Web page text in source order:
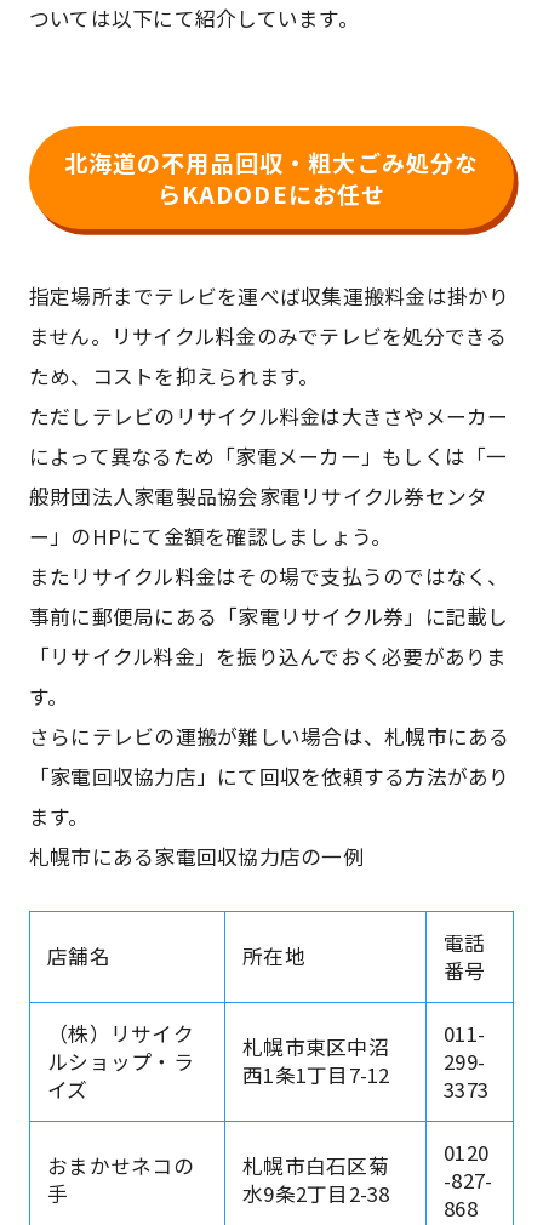
ついては以下にて紹介しています。
北海道の不用品回収・粗大ごみ処分な
らKADODEにお任せ
指定場所までテレビを運べば収集運搬料金は掛かり
ません。リサイクル料金のみでテレビを処分できる
ため、コストを抑えられます。
ただしテレビのリサイクル料金は大きさやメーカー
によって異なるため「家電メーカー」もしくは「一
般財団法人家電製品協会家電リサイクル券センタ
ー」のHPにて金額を確認しましょう。
またリサイクル料金はその場で支払うのではなく、
事前に郵便局にある「家電リサイクル券」に記載し
「リサイクル料金」を振り込んでおく必要がありま
す。
さらにテレビの運搬が難しい場合は、札幌市にある
「家電回収協力店」にて回収を依頼する方法があり
ます。
札幌市にある家電回収協力店の一例
店舗名 所在地
電話
番号
（株）リサイク
ルショップ・ラ
イズ
札幌市東区中沼
西1条1丁目7-12
011-
299-
3373
おまかせネコの
手
札幌市白石区菊
水9条2丁目2-38
0120
-827-
868